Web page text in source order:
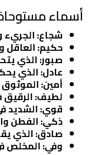
أسماء
شجاع: الجريء
حكيم: العاقل
صبور: الذي
عادل: الذي
أمين: الموثوق
لطيف:
قوي: الشديد
ذكي: الفطن
صادق: الذي
وفي: المخلص